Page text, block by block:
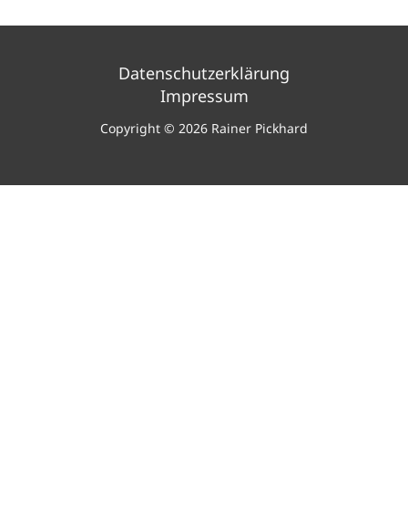
Datenschutzerklärung
Impressum
Copyright © 2026 Rainer Pickhard